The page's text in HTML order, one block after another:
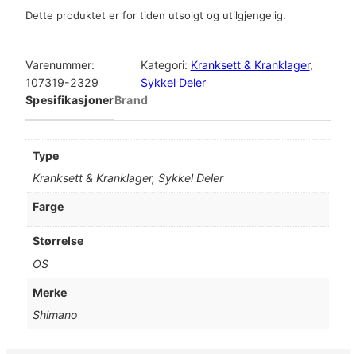
Dette produktet er for tiden utsolgt og utilgjengelig.
Varenummer:
107319-2329
Kategori: Kranksett & Kranklager
Sykkel Deler
SpesifikasjonerBrand
Type
Kranksett & Kranklager, Sykkel Deler
Farge
Størrelse
OS
Merke
Shimano